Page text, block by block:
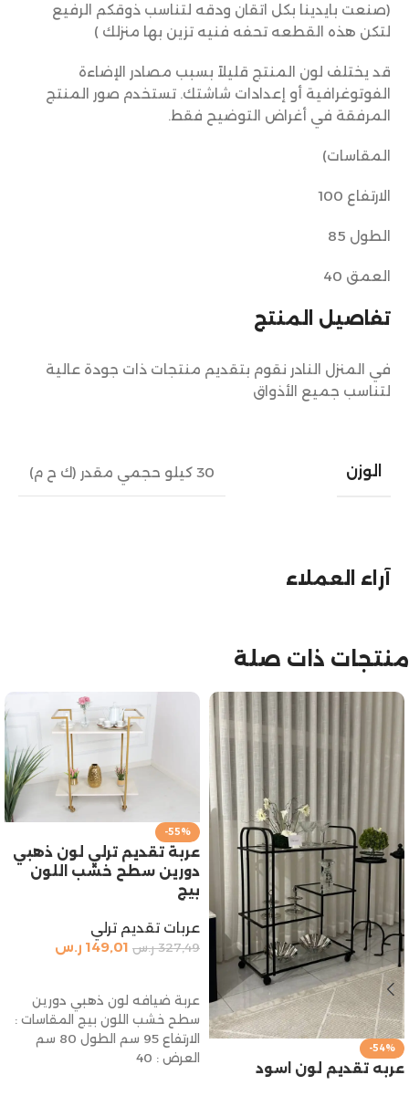
تفاصيل المنتج
في المنزل النادر نقوم بتقديم منتجات ذات جودة عالية
لتناسب جميع الأذواق
الوزن 30 كيلو حجمي مقدر (ك ح م)
(صنعت بايدينا بكل اتقان ودقه لتناسب ذوقكم الرفيع
لتكن هذه القطعه تحفه فنيه تزين بها منزلك )
قد يختلف لون المنتج قليلاً بسبب مصادر الإضاءة
الفوتوغرافية أو إعدادات شاشتك. تستخدم صور المنتج
المرفقة في أغراض التوضيح فقط.
المقاسات)
الارتفاع 100
الطول 85
العمق 40
آراء العملاء
منتجات ذات صلة
-54%
عربه تقديم لون اسود
-55%
عربة تقديم ترلي لون ذهبي
دورين سطح خشب اللون
بيج
عربات تقديم ترلي
327,49 ر.س 149,01 ر.س
عربة ضيافه لون ذهبي دورين
سطح خشب اللون بيج المقاسات :
الارتفاع 95 سم الطول 80 سم
العرض : 40